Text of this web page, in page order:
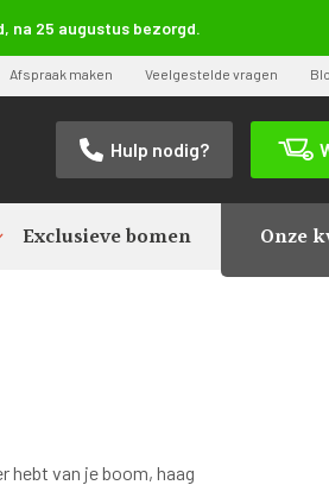
na 25 augustus bezorgd.
Hulp nodig?
Exclusieve bomen Onze
Afspraak maken Veelgestelde vragen
hebt van je boom, haag